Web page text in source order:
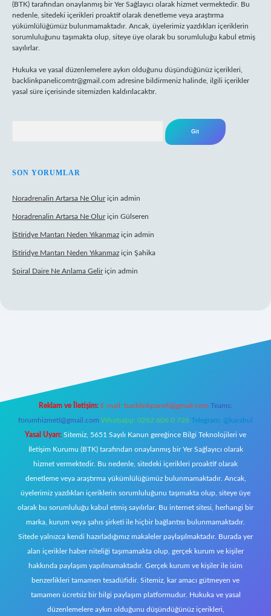
(BTK) tarafından onaylanmış bir Yer Sağlayıcı olarak hizmet vermektedir. Bu
nedenle, sitedeki içerikleri proaktif olarak denetleme veya araştırma
yükümlülüğümüz bulunmamaktadır. Ancak, üyelerimiz yazdıkları içeriklerin
sorumluluğunu taşımakta olup, siteye üye olarak bu sorumluluğu kabul etmiş
sayılırlar.
Hukuka ve yasal düzenlemelere aykırı olduğunu düşündüğünüz içerikleri,
backlinkpanelicomtr@gmail.com adresine bildirmeniz halinde, ilgili içerikler
yasal süre içerisinde sitemizden kaldırılacaktır.
SON YORUMLAR
Noradrenalin Artarsa Ne Oluriçin admin
Noradrenalin Artarsa Ne Oluriçin Gülseren
İStiridye Mantarı Neden Yıkanmaz için admin
İStiridye Mantarı Neden Yıkanmaz için Şahika
Spiral Daire Ne Anlama Geliriçin admin
Reklam ve İletişim: E-mail: backlinkpaneli@gmail.com Teams:
forumhizmeti@gmail.com Whatsapp: 0262 606 0 726 Telegram: @karabul
Yasal Uyarı: Sitemiz, 5651 Sayılı Kanun gereğince Bilgi Teknolojileri ve
İletişim Kurumu (BTK) tarafından onaylanmış bir Yer Sağlayıcı olarak
hizmet vermektedir. Bu nedenle, sitedeki içerikleri proaktif olarak
denetleme veya araştırma yükümlülüğümüz bulunmamaktadır. Ancak,
üyelerimiz yazdıkları içeriklerin sorumluluğunu taşımakta olup, siteye üye
olarak bu sorumluluğu kabul etmiş sayılırlar. Bu internet sitesi, herhangi bir
marka, kurum veya şahıs şirketi ile hiçbir bağlantısı bulunmamaktadır.
Sitede yalnızca kendi hazırladığımız makaleler paylaşılmaktadır. Burada yer
alan içerikler haber niteliği taşımamakta olup, gerçek kurum ve kişiler
hakkında paylaşım yapılmamaktadır. Gerçek kurum ve kişiler ile isim
benzerlikleri tamamen tesadüfidir. Sitemiz, kar amacı gütmeyen ve
tamamen ücretsiz bir bilgi paylaşım platformudur. Hukuka ve yasal
düzenlemelere aykırı olduğunu düşündüğünüz içerikleri,